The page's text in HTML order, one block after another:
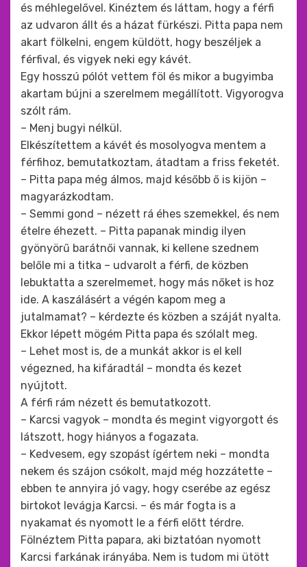
és méhlegelővel. Kinéztem és láttam, hogy a férfi
az udvaron állt és a házat fürkészi. Pitta papa nem
akart fölkelni, engem küldött, hogy beszéljek a
férfival, és vigyek neki egy kávét.
Egy hosszú pólót vettem föl és mikor a bugyimba
akartam bújni a szerelmem megállított. Vigyorogva
szólt rám.
– Menj bugyi nélkül.
Elkészítettem a kávét és mosolyogva mentem a
férfihoz, bemutatkoztam, átadtam a friss feketét.
– Pitta papa még álmos, majd később ő is kijön –
magyarázkodtam.
– Semmi gond – nézett rá éhes szemekkel, és nem
ételre éhezett. – Pitta papanak mindig ilyen
gyönyörű barátnői vannak, ki kellene szednem
belőle mi a titka – udvarolt a férfi, de közben
lebuktatta a szerelmemet, hogy más nőket is hoz
ide. A kaszálásért a végén kapom meg a
jutalmamat? – kérdezte és közben a száját nyalta.
Ekkor lépett mögém Pitta papa és szólalt meg.
– Lehet most is, de a munkát akkor is el kell
végezned, ha kifáradtál – mondta és kezet
nyújtott.
A férfi rám nézett és bemutatkozott.
– Karcsi vagyok – mondta és megint vigyorgott és
látszott, hogy hiányos a fogazata.
– Kedvesem, egy szopást ígértem neki – mondta
nekem és szájon csókolt, majd még hozzátette –
ebben te annyira jó vagy, hogy cserébe az egész
birtokot levágja Karcsi. – és már fogta is a
nyakamat és nyomott le a férfi előtt térdre.
Fölnéztem Pitta papara, aki biztatóan nyomott
Karcsi farkának irányába. Nem is tudom mi ütött